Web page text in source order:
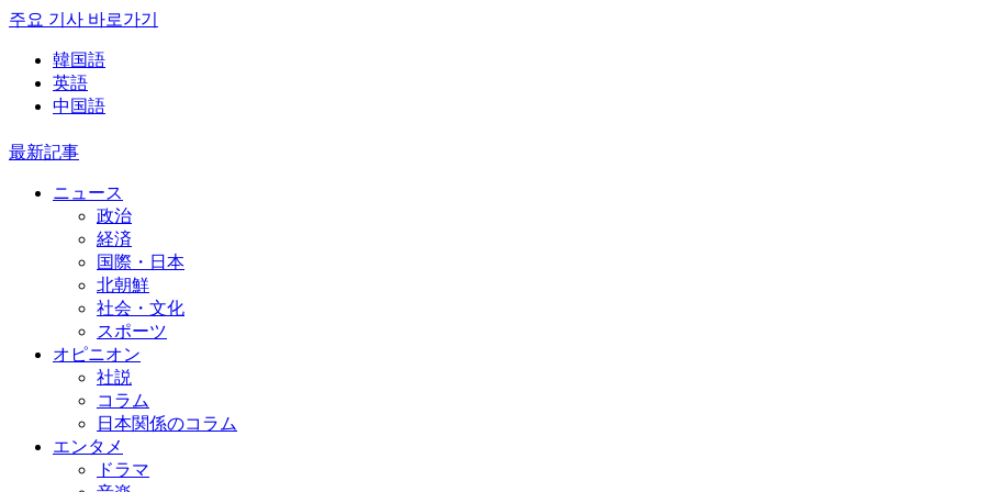
주요 기사 바로가기
韓国語
英語
中国語
最新記事
ニュース
政治
経済
国際・日本
北朝鮮
社会・文化
スポーツ
オピニオン
社説
コラム
日本関係のコラム
エンタメ
ドラマ